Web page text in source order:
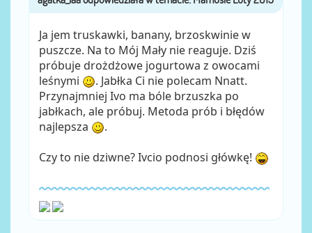
Ja jem truskawki, banany, brzoskwinie w
puszcze. Na to Mój Mały nie reaguje. Dziś
próbuje drożdżowe jogurtowa z owocami
leśnymi
. Jabłka Ci nie polecam Nnatt.
Przynajmniej Ivo ma bóle brzuszka po
jabłkach, ale próbuj. Metoda prób i błędów
najlepsza
.
Czy to nie dziwne? Ivcio podnosi główkę!